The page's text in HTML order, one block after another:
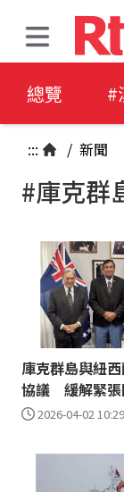
總覽 #
::: / 新聞
#庫克群
庫克群島與紐
協議 緩解緊張
2026-04-02 10:29